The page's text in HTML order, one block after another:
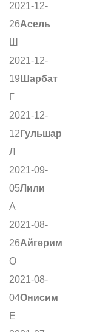
2021-12-
26Асель
Ш
2021-12-
19 Шарбат
Г
2021-12-
12 Гульшар
Л
2021-09-
05Лили
А
2021-08-
26Айгерим
О
2021-08-
04Онисим
Е